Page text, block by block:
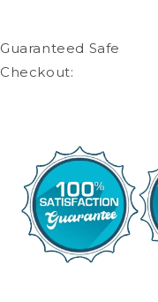
Guaranteed Safe
Checkout: